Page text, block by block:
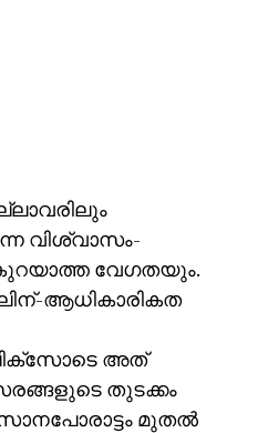
വിശ്വാസം-
വേഗതയും.
ആധികാരികത
അത്
തുടക്കം
മുതല്‍